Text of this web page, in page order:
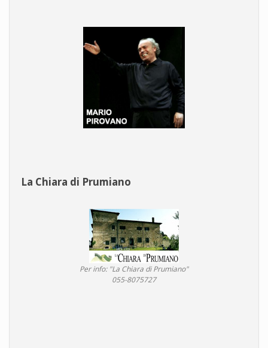
La Chiara di Prumiano
Per info: "La Chiara di Prumiano"
055-8075727